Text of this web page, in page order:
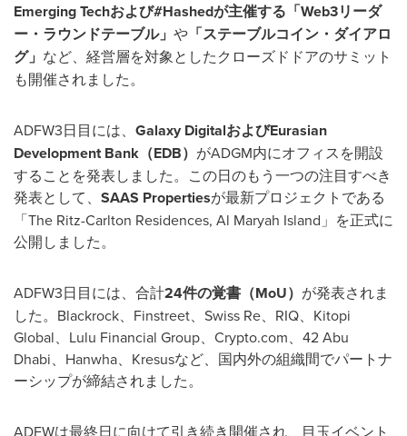
Emerging Techおよび#Hashedが主催する「Web3リーダ
ー・ラウンドテーブル」 や 「ステーブルコイン・ダイアロ
グ」 など、経営層を対象としたクローズドドアのサミット
も開催されました。
ADFW3日目には、 Galaxy DigitalおよびEurasian
Development Bank （EDB） がADGM内にオフィスを開設
することを発表しました。この日のもう一つの注目すべき
発表として、 SAAS Propertiesが最新プロジェクトである
「The Ritz-Carlton Residences, Al Maryah Island」を正式に
公開しました。
ADFW3日目には、合計24件の覚書（MoU） が発表されま
した。Blackrock、Finstreet、Swiss Re、RIQ、Kitopi
Global、Lulu Financial Group、Crypto.com、42 Abu
Dhabi、Hanwha、Kresusなど、国内外の組織間でパートナ
ーシップが締結されました。
ADFWは最終日に向けて引き続き開催され、目玉イベント